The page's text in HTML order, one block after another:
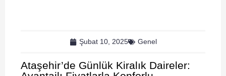
Şubat 10, 2025 Genel
Ataşehir’de Günlük Kiralık Daireler: